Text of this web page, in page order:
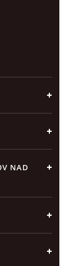
NAD